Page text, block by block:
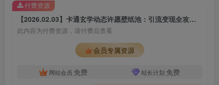
【2026.02.03】卡通玄学动态许愿壁纸池：引流变现全攻略，手把手教你制作爆款壁纸
此内容为付费资源，请付费后查看
会员专属资源
网站会员 免费 站长计划 免费
付费资源